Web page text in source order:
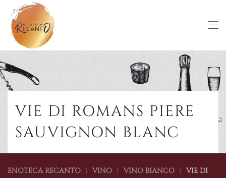
Skip to main content
VIE DI ROMANS PIERE
SAUVIGNON BLANC
ENOTECA RECANTO VINO VINO BIANCO
VIE DI